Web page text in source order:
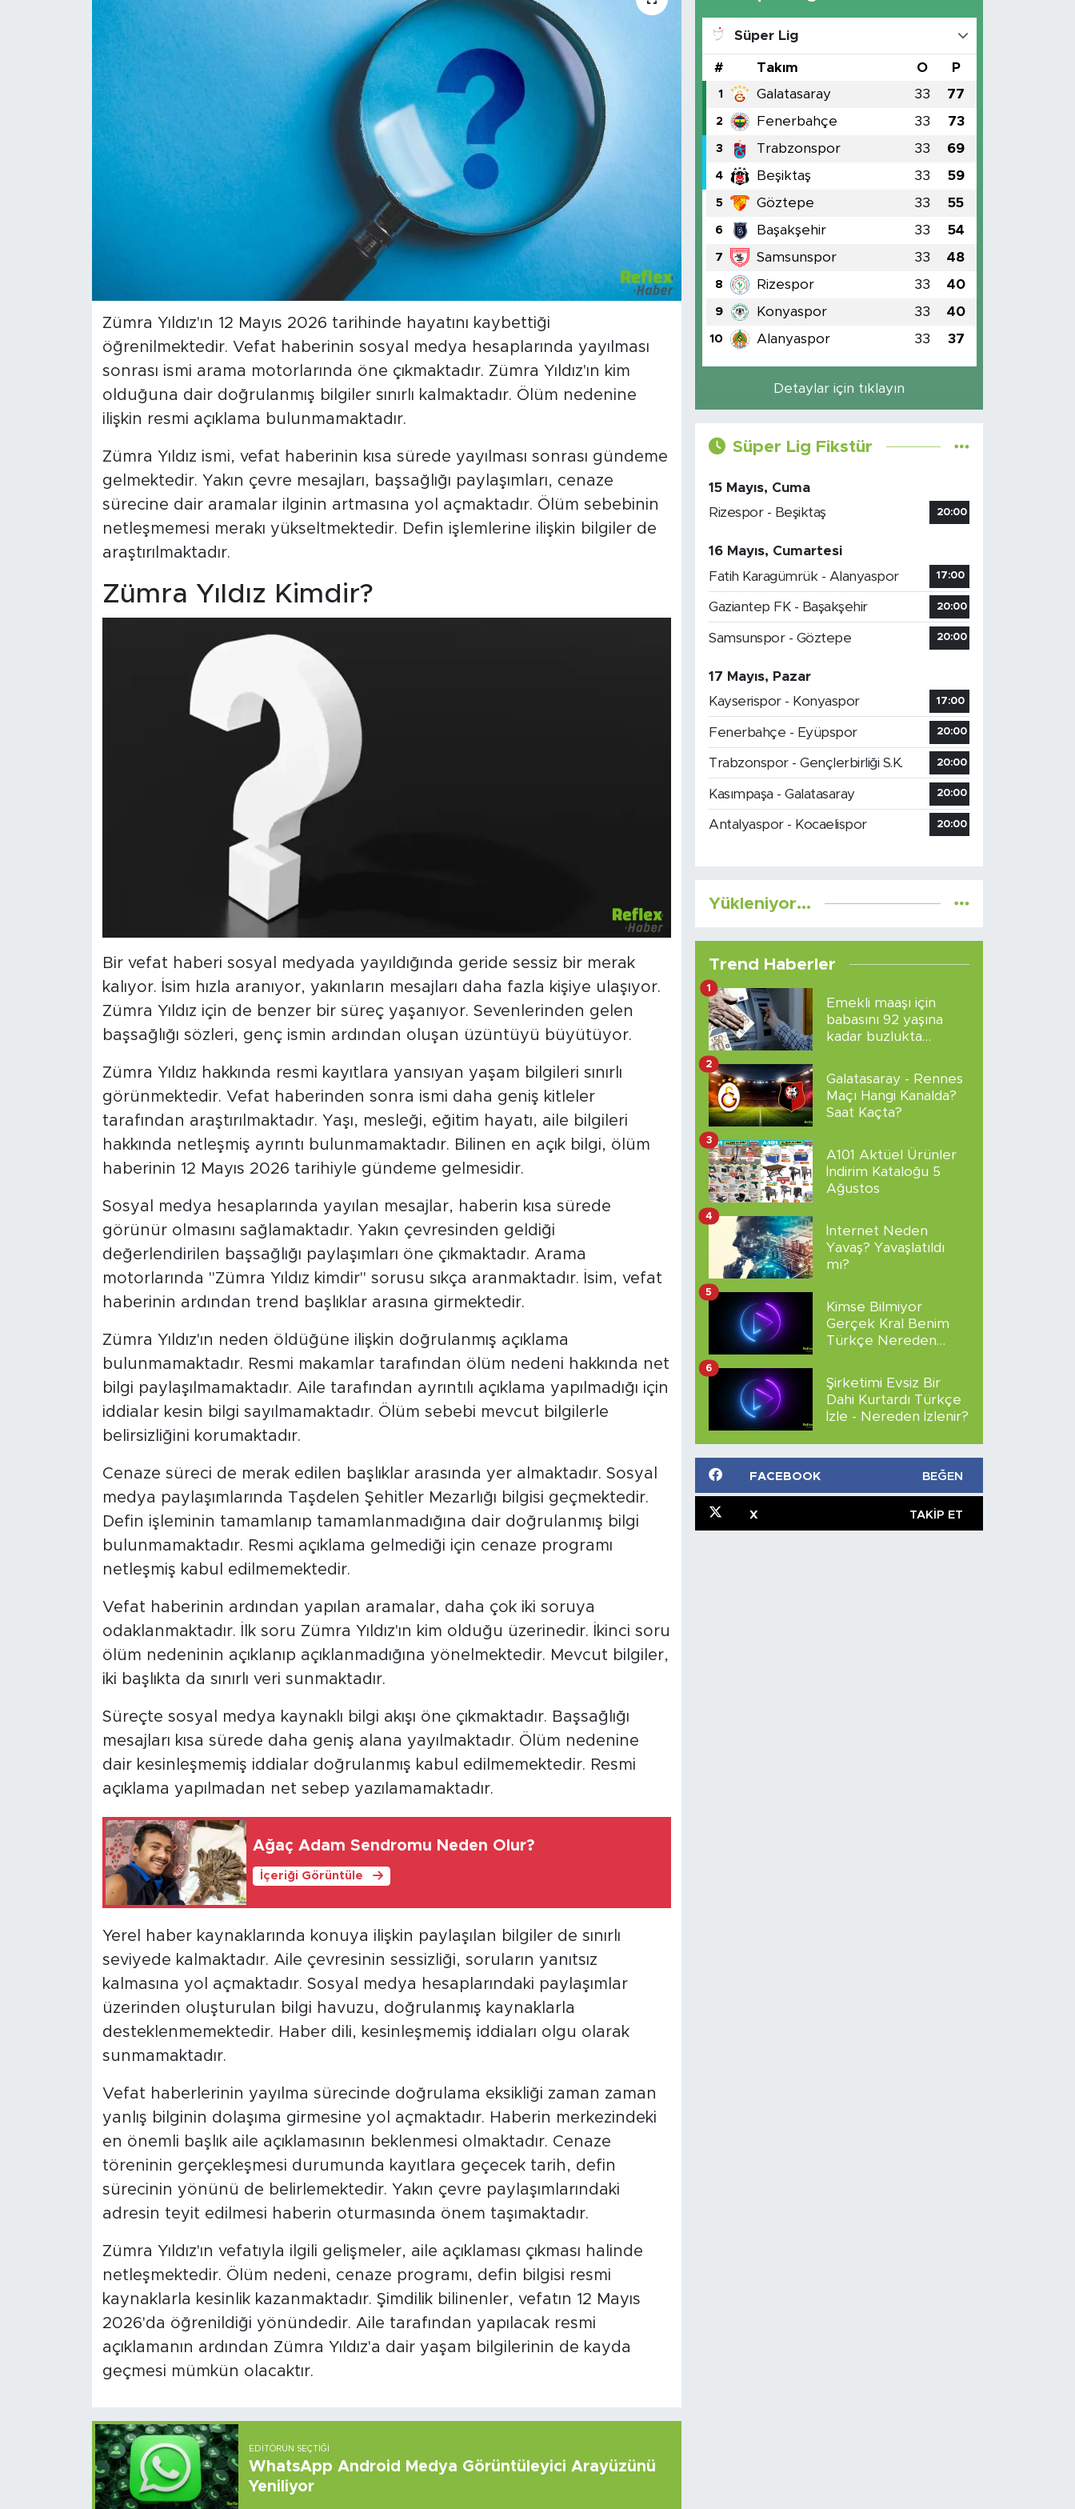
Zümra Yıldız'ın 12 Mayıs 2026 tarihinde hayatını kaybettiği
öğrenilmektedir. Vefat haberinin sosyal medya hesaplarında yayılması
sonrası ismi arama motorlarında öne çıkmaktadır. Zümra Yıldız'ın kim
olduğuna dair doğrulanmış bilgiler sınırlı kalmaktadır. Ölüm nedenine
ilişkin resmi açıklama bulunmamaktadır.
Zümra Yıldız ismi, vefat haberinin kısa sürede yayılması sonrası gündeme
gelmektedir. Yakın çevre mesajları, başsağlığı paylaşımları, cenaze
sürecine dair aramalar ilginin artmasına yol açmaktadır. Ölüm sebebinin
netleşmemesi merakı yükseltmektedir. Defin işlemlerine ilişkin bilgiler de
araştırılmaktadır.
Zümra Yıldız Kimdir?
Bir vefat haberi sosyal medyada yayıldığında geride sessiz bir merak
kalıyor. İsim hızla aranıyor, yakınların mesajları daha fazla kişiye ulaşıyor.
Zümra Yıldız için de benzer bir süreç yaşanıyor. Sevenlerinden gelen
başsağlığı sözleri, genç ismin ardından oluşan üzüntüyü büyütüyor.
Zümra Yıldız hakkında resmi kayıtlara yansıyan yaşam bilgileri sınırlı
görünmektedir. Vefat haberinden sonra ismi daha geniş kitleler
tarafından araştırılmaktadır. Yaşı, mesleği, eğitim hayatı, aile bilgileri
hakkında netleşmiş ayrıntı bulunmamaktadır. Bilinen en açık bilgi, ölüm
haberinin 12 Mayıs 2026 tarihiyle gündeme gelmesidir.
Sosyal medya hesaplarında yayılan mesajlar, haberin kısa sürede
görünür olmasını sağlamaktadır. Yakın çevresinden geldiği
değerlendirilen başsağlığı paylaşımları öne çıkmaktadır. Arama
motorlarında "Zümra Yıldız kimdir" sorusu sıkça aranmaktadır. İsim, vefat
haberinin ardından trend başlıklar arasına girmektedir.
Zümra Yıldız'ın neden öldüğüne ilişkin doğrulanmış açıklama
bulunmamaktadır. Resmi makamlar tarafından ölüm nedeni hakkında net
bilgi paylaşılmamaktadır. Aile tarafından ayrıntılı açıklama yapılmadığı için
iddialar kesin bilgi sayılmamaktadır. Ölüm sebebi mevcut bilgilerle
belirsizliğini korumaktadır.
Cenaze süreci de merak edilen başlıklar arasında yer almaktadır. Sosyal
medya paylaşımlarında Taşdelen Şehitler Mezarlığı bilgisi geçmektedir.
Defin işleminin tamamlanıp tamamlanmadığına dair doğrulanmış bilgi
bulunmamaktadır. Resmi açıklama gelmediği için cenaze programı
netleşmiş kabul edilmemektedir.
Vefat haberinin ardından yapılan aramalar, daha çok iki soruya
odaklanmaktadır. İlk soru Zümra Yıldız'ın kim olduğu üzerinedir. İkinci soru
ölüm nedeninin açıklanıp açıklanmadığına yönelmektedir. Mevcut bilgiler,
iki başlıkta da sınırlı veri sunmaktadır.
Süreçte sosyal medya kaynaklı bilgi akışı öne çıkmaktadır. Başsağlığı
mesajları kısa sürede daha geniş alana yayılmaktadır. Ölüm nedenine
dair kesinleşmemiş iddialar doğrulanmış kabul edilmemektedir. Resmi
açıklama yapılmadan net sebep yazılamamaktadır.
Ağaç Adam Sendromu Neden Olur?
İçeriği Görüntüle
Yerel haber kaynaklarında konuya ilişkin paylaşılan bilgiler de sınırlı
seviyede kalmaktadır. Aile çevresinin sessizliği, soruların yanıtsız
kalmasına yol açmaktadır. Sosyal medya hesaplarındaki paylaşımlar
üzerinden oluşturulan bilgi havuzu, doğrulanmış kaynaklarla
desteklenmemektedir. Haber dili, kesinleşmemiş iddiaları olgu olarak
sunmamaktadır.
Vefat haberlerinin yayılma sürecinde doğrulama eksikliği zaman zaman
yanlış bilginin dolaşıma girmesine yol açmaktadır. Haberin merkezindeki
en önemli başlık aile açıklamasının beklenmesi olmaktadır. Cenaze
töreninin gerçekleşmesi durumunda kayıtlara geçecek tarih, defin
sürecinin yönünü de belirlemektedir. Yakın çevre paylaşımlarındaki
adresin teyit edilmesi haberin oturmasında önem taşımaktadır.
Zümra Yıldız'ın vefatıyla ilgili gelişmeler, aile açıklaması çıkması halinde
netleşmektedir. Ölüm nedeni, cenaze programı, defin bilgisi resmi
kaynaklarla kesinlik kazanmaktadır. Şimdilik bilinenler, vefatın 12 Mayıs
2026'da öğrenildiği yönündedir. Aile tarafından yapılacak resmi
açıklamanın ardından Zümra Yıldız'a dair yaşam bilgilerinin de kayda
geçmesi mümkün olacaktır.
EDITÖRÜN SEÇTIĞI
WhatsApp Android Medya Görüntüleyici Arayüzünü
Yeniliyor
Süper Lig
# Takım O P
1 Galatasaray 33 77
2 Fenerbahçe 33 73
3 Trabzonspor 33 69
4 Beşiktaş 33 59
5 Göztepe 33 55
6 Başakşehir 33 54
7 Samsunspor 33 48
8 Rizespor 33 40
9 Konyaspor 33 40
10 Alanyaspor 33 37
Detaylar için tıklayın
Süper Lig Fikstür
15 Mayıs, Cuma
Rizespor - Beşiktaş
20:00
16 Mayıs, Cumartesi
Fatih Karagümrük - Alanyaspor
17:00
Gaziantep FK - Başakşehir 20:00
Samsunspor - Göztepe 20:00
17 Mayıs, Pazar
Kayserispor - Konyaspor
17:00
Fenerbahçe - Eyüpspor 20:00
Trabzonspor - Gençlerbirliği S.K. 20:00
Kasımpaşa - Galatasaray 20:00
Antalyaspor - Kocaelispor 20:00
Yükleniyor...
Trend Haberler
Emekli maaşı için
babasını 92 yaşına
kadar buzlukta
1
Galatasaray - Rennes
Maçı Hangi Kanalda?
Saat Kaçta?
2
A101 Aktüel Ürünler
İndirim Kataloğu 5
Ağustos
3
İnternet Neden
Yavaş? Yavaşlatıldı
mı?
4
Kimse Bilmiyor
Gerçek Kral Benim
Türkçe Nereden
5
Şirketimi Evsiz Bir
Dahi Kurtardı Türkçe
İzle - Nereden İzlenir?
6
FACEBOOK BEĞEN
X TAKIP ET